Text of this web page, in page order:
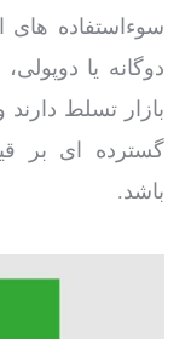
سوءاستفاده های
دوگانه یا
بازار تسلط دارند
گسترده ای بر
باشد.